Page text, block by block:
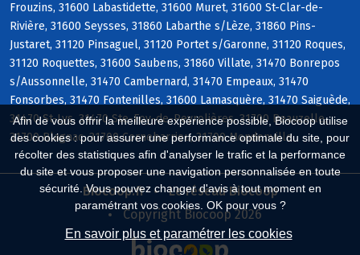
Afin de vous offrir la meilleure expérience possible, Biocoop utilise
des cookies : pour assurer une performance optimale du site, pour
récolter des statistiques afin d'analyser le trafic et la performance
du site et vous proposer une navigation personnalisée en toute
sécurité. Vous pouvez changer d'avis à tout moment en
paramétrant vos cookies. OK pour vous ?
En savoir plus et paramétrer les cookies
Frouzins, 31600 Labastidette, 31600 Muret, 31600 St-Clar-de-
Rivière, 31600 Seysses, 31860 Labarthe s/Lèze, 31860 Pins-
Justaret, 31120 Pinsaguel, 31120 Portet s/Garonne, 31120 Roques,
31120 Roquettes, 31600 Saubens, 31860 Villate, 31470 Bonrepos
s/Aussonnelle, 31470 Cambernard, 31470 Empeaux, 31470
Fonsorbes, 31470 Fontenilles, 31600 Lamasquère, 31470 Saiguède,
31470 St-Lys, 31470 Ste-Foy-de-Peyrolières, 31700 Beauzelle,
31700 Blagnac, 31700 Cornebarrieu, 31700 Mondonville
Biocoop.fr
Le réseau Biocoop
Copyright Biocoop 2026